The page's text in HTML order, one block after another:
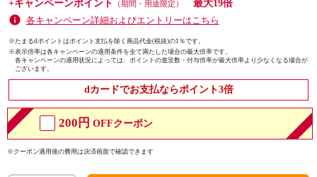
+キャンペーンポイント
（期間・用途限定）
最大19倍
各キャンペーン詳細およびエントリーはこちら
※たまるdポイントはポイント支払を除く商品代金(税抜)の1％です。
※表示倍率は各キャンペーンの適用条件を全て満たした場合の最大倍率です。
各キャンペーンの適用状況によっては、ポイントの進呈数・付与倍率が最大倍率より少なくなる場合が
ございます。
dカードでお支払ならポイント3倍
200円 OFFクーポン
※クーポン適用後の費用は決済画面で確認できます